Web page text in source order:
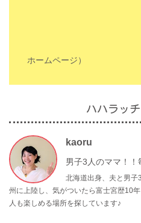
ホームページ）
ハハラッ
kaoru
男子3人のママ！！
北海道出身、夫と男
州に上陸し、気がついたら富士宮歴10
人も楽しめる場所を探しています♪